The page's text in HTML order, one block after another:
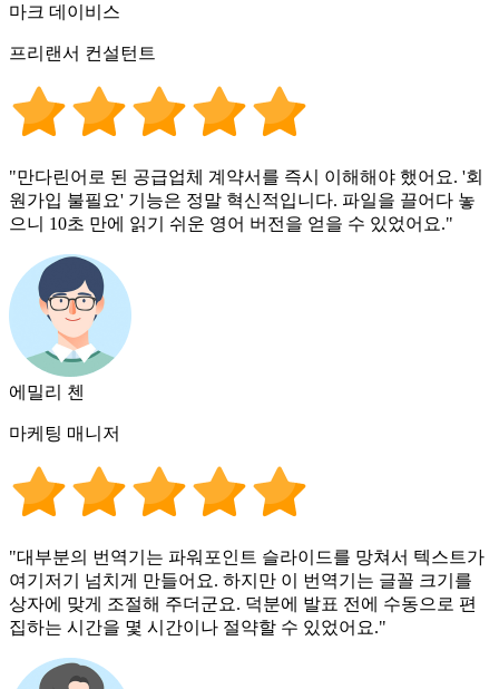
마크 데이비스
프리랜서 컨설턴트
"만다린어로 된 공급업체 계약서를 즉시 이해해야 했어요. '회
원가입 불필요' 기능은 정말 혁신적입니다. 파일을 끌어다 놓
으니 10초 만에 읽기 쉬운 영어 버전을 얻을 수 있었어요."
에밀리 첸
마케팅 매니저
"대부분의 번역기는 파워포인트 슬라이드를 망쳐서 텍스트가
여기저기 넘치게 만들어요. 하지만 이 번역기는 글꼴 크기를
상자에 맞게 조절해 주더군요. 덕분에 발표 전에 수동으로 편
집하는 시간을 몇 시간이나 절약할 수 있었어요."